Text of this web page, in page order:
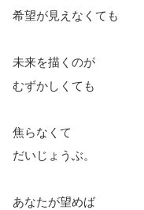
希望が見えなくても
未来を描くのが
むずかしくても
焦らなくて
だいじょうぶ。
あなたが望めば